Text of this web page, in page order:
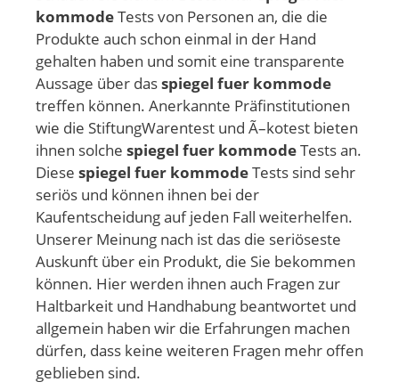
kommodeTests von Personen an, die die
Produkte auch schon einmal in der Hand
gehalten haben und somit eine transparente
Aussage über dasspiegel fuer kommode
treffen können. Anerkannte Präfinstitutionen
wie die StiftungWarentest und Ã–kotest bieten
ihnen solche spiegel fuer kommodeTests an.
Diese spiegel fuer kommodeTests sind sehr
seriös und können ihnen bei der
Kaufentscheidung auf jeden Fall weiterhelfen.
Unserer Meinung nach ist das die seriöseste
Auskunft über ein Produkt, die Sie bekommen
können. Hier werden ihnen auch Fragen zur
Haltbarkeit und Handhabung beantwortet und
allgemein haben wir die Erfahrungen machen
dürfen, dass keine weiteren Fragen mehr offen
geblieben sind.